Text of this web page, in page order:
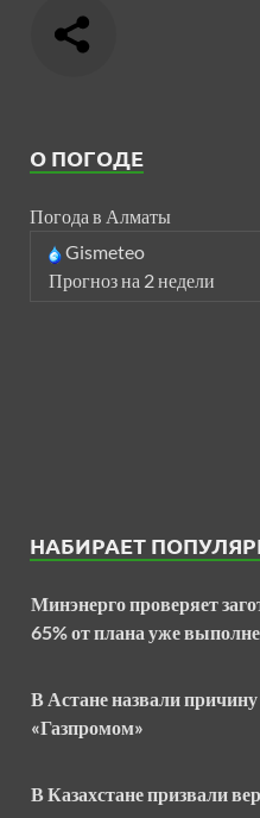
О ПОГОДЕ
Погода в Алматы
Gismeteo
Прогноз на 2 недели
НАБИРАЕТ
Минэнерго проверяет
65% от плана уже
В Астане назвали причину
«Газпромом»
В Казахстане призвали